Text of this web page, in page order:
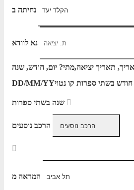
נחיתה ב
נא לוודא
תאריך יציאה,מתי? יום, חודש, שנה
DD/MM/YYחודש בשתי ספרות קו נטוי
הרכב נוסעים
המראה מ